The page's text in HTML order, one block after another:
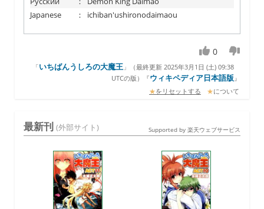
Japanese
： ichiban'ushironodaimaou
0
「いちばんうしろの大魔王 」（最終更新 2025年3月1日 (土) 09:38
UTCの版）『ウィキペディア日本語版』
★をリセットする ★について
最新刊 (外部サイト) Supported by 楽天ウェブサービス